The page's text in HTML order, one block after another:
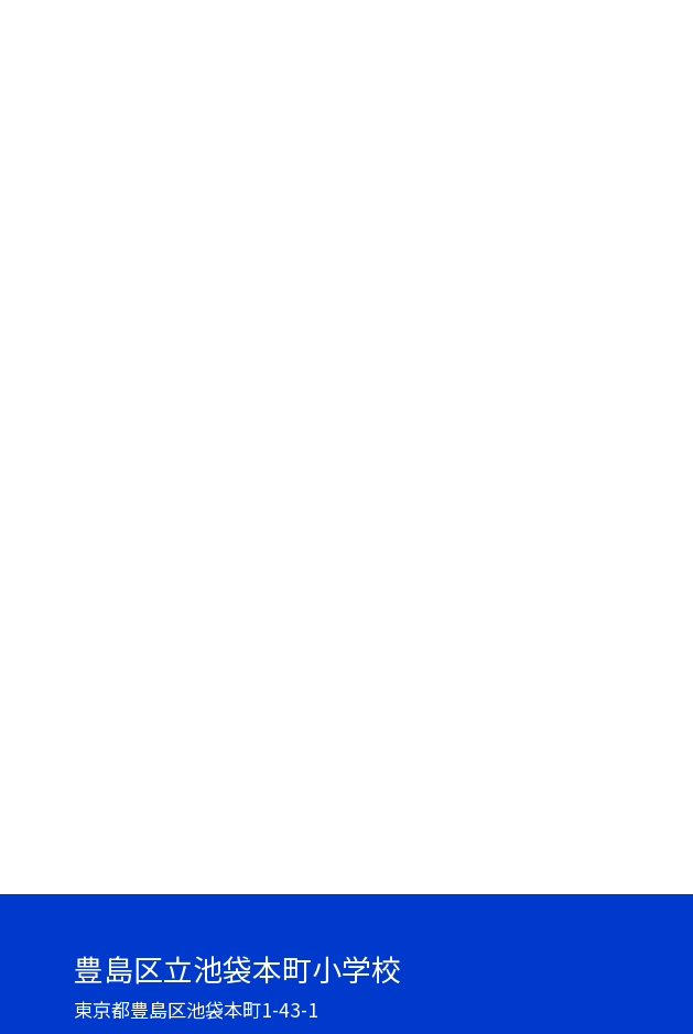
豊島区立池袋本町小学校
東京都豊島区池袋本町1-43-1